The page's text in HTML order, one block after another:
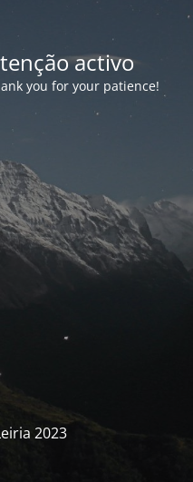
activo
you for your patience!
2023